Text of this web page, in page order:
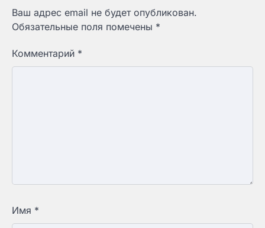
Ваш адрес email не будет опубликован.
Обязательные поля помечены *
Комментарий *
Имя *